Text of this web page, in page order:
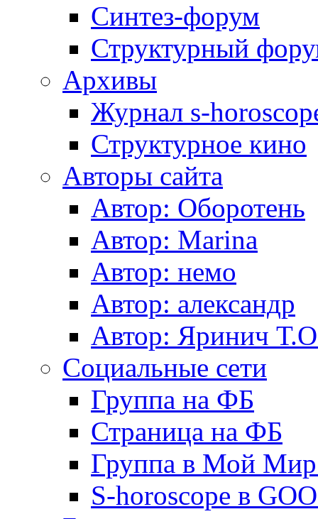
Синтез-форум
Структурный
Архивы
Журнал s-
Структурное кино
Авторы сайта
Автор: Оборотень
Автор: Marina
Автор: немo
Автор: александр
Автор: Яринич
Социальные сети
Группа на ФБ
Страница на ФБ
Группа в Мой
S-horoscope в